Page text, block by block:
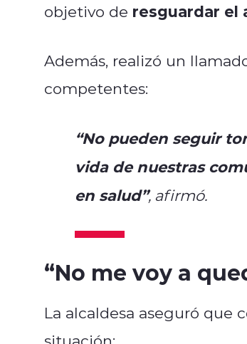
objetivo de resguardar el
Además, realizó un
competentes:
“No pueden seguir
vida de nuestras
en salud”, afirmó.
“No me voy a
La alcaldesa aseguró que